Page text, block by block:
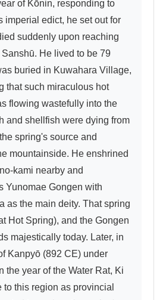
of Kōnin, responding to
imperial edict, he set out for
suddenly upon reaching
He lived to be 79
buried in Kuwahara Village,
that such miraculous hot
flowing wastefully into the
and shellfish were dying from
spring's source and
mountainside. He enshrined
kami nearby and
Yunomae Gongen with
as the main deity. That spring
Hot Spring), and the Gongen
majestically today. Later, in
Kanpyō (892 CE) under
the year of the Water Rat, Ki
to this region as provincial